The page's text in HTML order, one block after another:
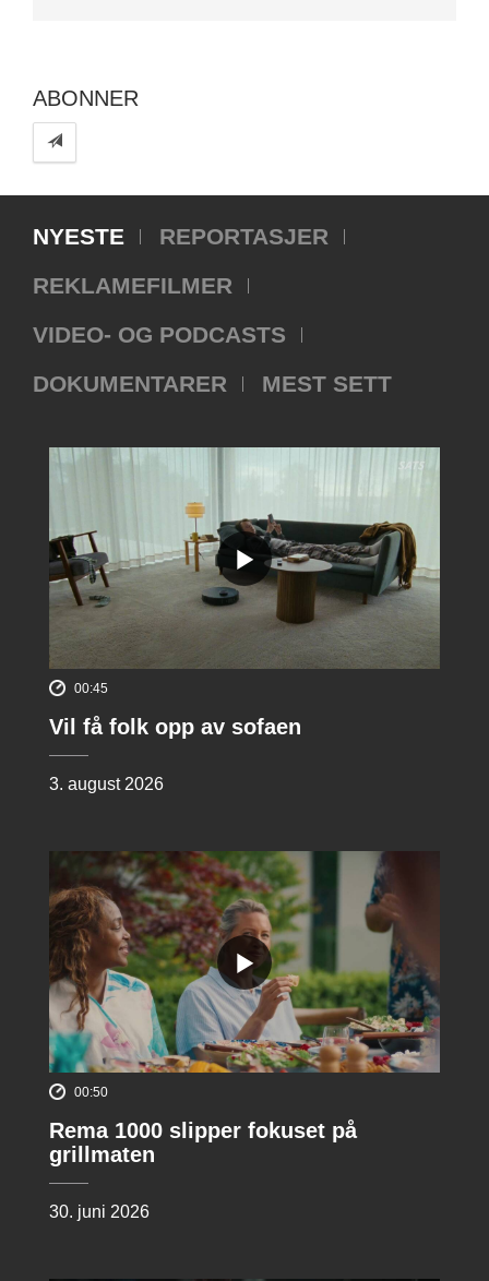
ABONNER
NYESTE
REPORTASJER
REKLAMEFILMER
VIDEO- OG PODCASTS
DOKUMENTARER
MEST SETT
00:45
Vil få folk opp av sofaen
3. august 2026
00:50
Rema 1000 slipper fokuset på
grillmaten
30. juni 2026